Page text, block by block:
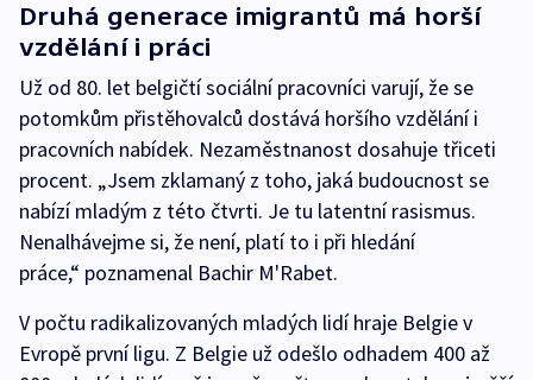
Druhá generace imigrantů má horší
vzdělání i práci
Už od 80. let belgičtí sociální pracovníci varují, že se
potomkům přistěhovalců dostává horšího vzdělání i
pracovních nabídek. Nezaměstnanost dosahuje třiceti
procent. „Jsem zklamaný z toho, jaká budoucnost se
nabízí mladým z této čtvrti. Je tu latentní rasismus.
Nenalhávejme si, že není, platí to i při hledání
práce,“ poznamenal Bachir M'Rabet.
V počtu radikalizovaných mladých lidí hraje Belgie v
Evropě první ligu. Z Belgie už odešlo odhadem 400 až